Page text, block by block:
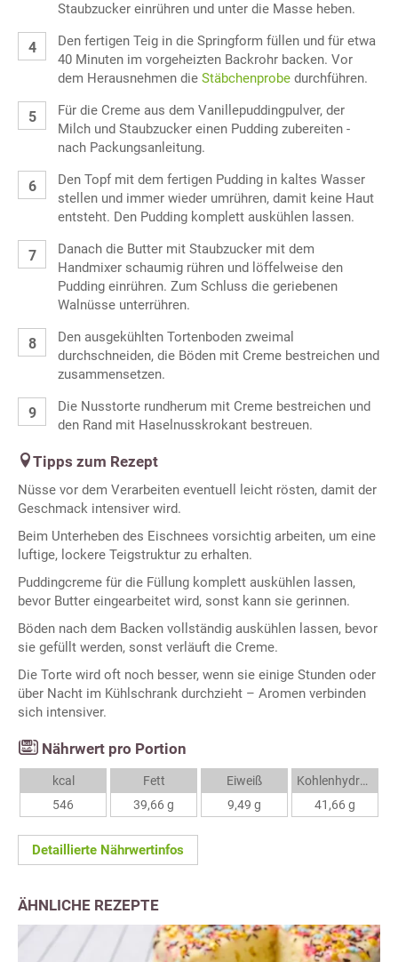
Staubzucker einrühren und unter die Masse heben.
Den fertigen Teig in die Springform füllen und für etwa
40 Minuten im vorgeheizten Backrohr backen. Vor
dem Herausnehmen die Stäbchenprobe durchführen.
Für die Creme aus dem Vanillepuddingpulver, der
Milch und Staubzucker einen Pudding zubereiten -
nach Packungsanleitung.
Den Topf mit dem fertigen Pudding in kaltes Wasser
stellen und immer wieder umrühren, damit keine Haut
entsteht. Den Pudding komplett auskühlen lassen.
Danach die Butter mit Staubzucker mit dem
Handmixer schaumig rühren und löffelweise den
Pudding einrühren. Zum Schluss die geriebenen
Walnüsse unterrühren.
Den ausgekühlten Tortenboden zweimal
durchschneiden, die Böden mit Creme bestreichen und
zusammensetzen.
Die Nusstorte rundherum mit Creme bestreichen und
den Rand mit Haselnusskrokant bestreuen.
Tipps zum Rezept
Nüsse vor dem Verarbeiten eventuell leicht rösten, damit der
Geschmack intensiver wird.
Beim Unterheben des Eischnees vorsichtig arbeiten, um eine
luftige, lockere Teigstruktur zu erhalten.
Puddingcreme für die Füllung komplett auskühlen lassen,
bevor Butter eingearbeitet wird, sonst kann sie gerinnen.
Böden nach dem Backen vollständig auskühlen lassen, bevor
sie gefüllt werden, sonst verläuft die Creme.
Die Torte wird oft noch besser, wenn sie einige Stunden oder
über Nacht im Kühlschrank durchzieht – Aromen verbinden
sich intensiver.
Nährwert pro Portion
kcal
546
Fett
39,66 g
Eiweiß
9,49 g
Kohlenhydrate
41,66 g
Detaillierte Nährwertinfos
ÄHNLICHE REZEPTE